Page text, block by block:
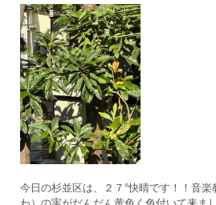
今日の杉並区は、２７°快晴です！！音